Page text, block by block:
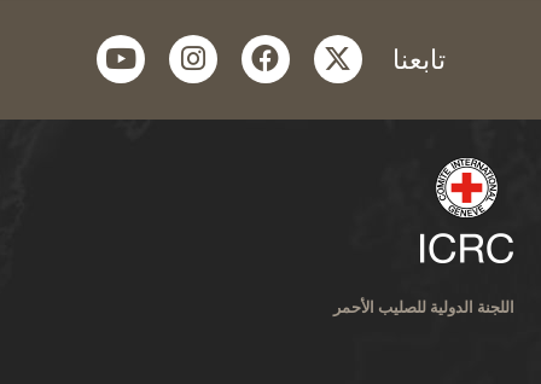
تابعنا twitter
facebook
instagram
youtube
اللجنة الدولية للصليب الأحمر